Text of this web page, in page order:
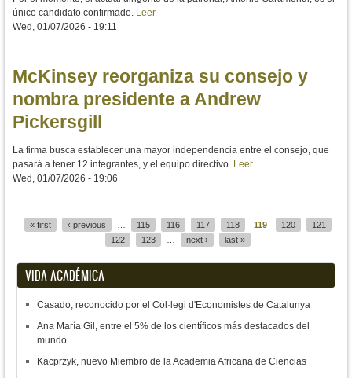
único candidato confirmado. Leer
Wed, 01/07/2026 - 19:11
McKinsey reorganiza su consejo y
nombra presidente a Andrew
Pickersgill
La firma busca establecer una mayor independencia entre el consejo, que
pasará a tener 12 integrantes, y el equipo directivo. Leer
Wed, 01/07/2026 - 19:06
« first ‹ previous 115 116 117 118 119 120
121
122
123 next › last »
VIDA ACADÉMICA
Casado, reconocido por el Col·legi d'Economistes de Catalunya
Ana María Gil, entre el 5% de los científicos más destacados del
mundo
Kacprzyk, nuevo Miembro de la Academia Africana de Ciencias